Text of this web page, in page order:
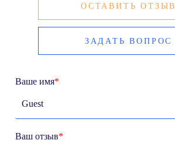
ОСТАВИТЬ ОТЗЫВ
ЗАДАТЬ ВОПРОС
Ваше имя*
Ваш отзыв*